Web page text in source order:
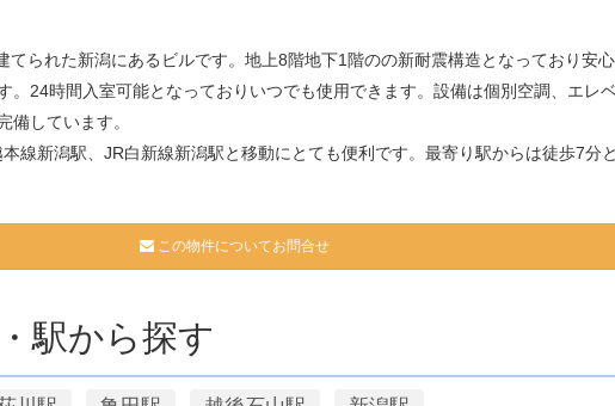
られた新潟にあるビルです。地上8階地下1階のの新耐震構造となっており安
。24時間入室可能となっておりいつでも使用できます。設備は個別空調、エレ
備しています。
線新潟駅、JR白新線新潟駅と移動にとても便利です。最寄り駅からは徒歩7分
この物件についてお問合せ
駅から探す